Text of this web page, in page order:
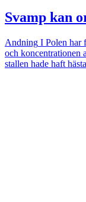
Svamp kan
Andning I Polen har
och koncentrationen
stallen hade haft